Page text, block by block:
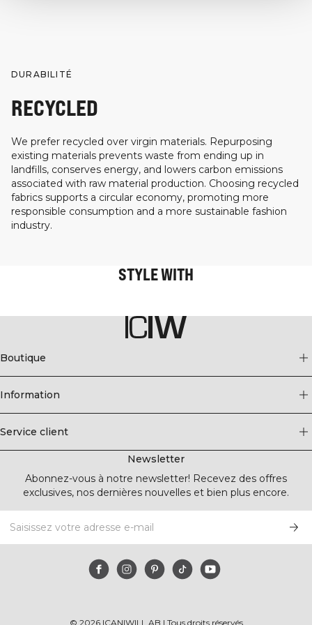
DURABILITÉ
RECYCLED
We prefer recycled over virgin materials. Repurposing
existing materials prevents waste from ending up in
landfills, conserves energy, and lowers carbon emissions
associated with raw material production. Choosing recycled
fabrics supports a circular economy, promoting more
responsible consumption and a more sustainable fashion
industry.
STYLE WITH
Boutique
Information
Service client
Newsletter
Abonnez-vous à notre newsletter! Recevez des offres
exclusives, nos dernières nouvelles et bien plus encore.
© 2026ICANIWILL AB | Tous droits réservés